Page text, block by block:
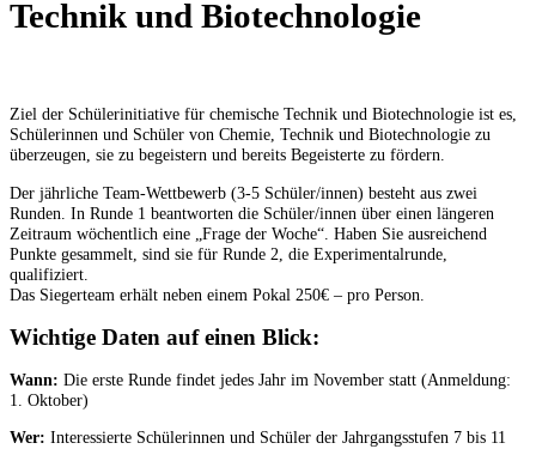
Technik und Biotechnologie
Ziel der Schülerinitiative für chemische Technik und Biotechnologie ist es,
Schülerinnen und Schüler von Chemie, Technik und Biotechnologie zu
überzeugen, sie zu begeistern und bereits Begeisterte zu fördern.
Der jährliche Team-Wettbewerb (3-5 Schüler/innen) besteht aus zwei
Runden. In Runde 1 beantworten die Schüler/innen über einen längeren
Zeitraum wöchentlich eine „Frage der Woche“. Haben Sie ausreichend
Punkte gesammelt, sind sie für Runde 2, die Experimentalrunde,
qualifiziert.
Das Siegerteam erhält neben einem Pokal 250€ – pro Person.
Wichtige Daten auf einen Blick:
Wann: Die erste Runde findet jedes Jahr im November statt (Anmeldung:
1. Oktober)
Wer: Interessierte Schülerinnen und Schüler der Jahrgangsstufen 7 bis 11